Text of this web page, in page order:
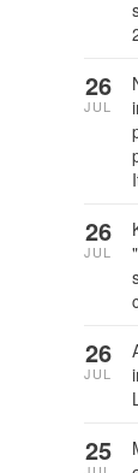
26
JUL
26
JUL
26
JUL
25